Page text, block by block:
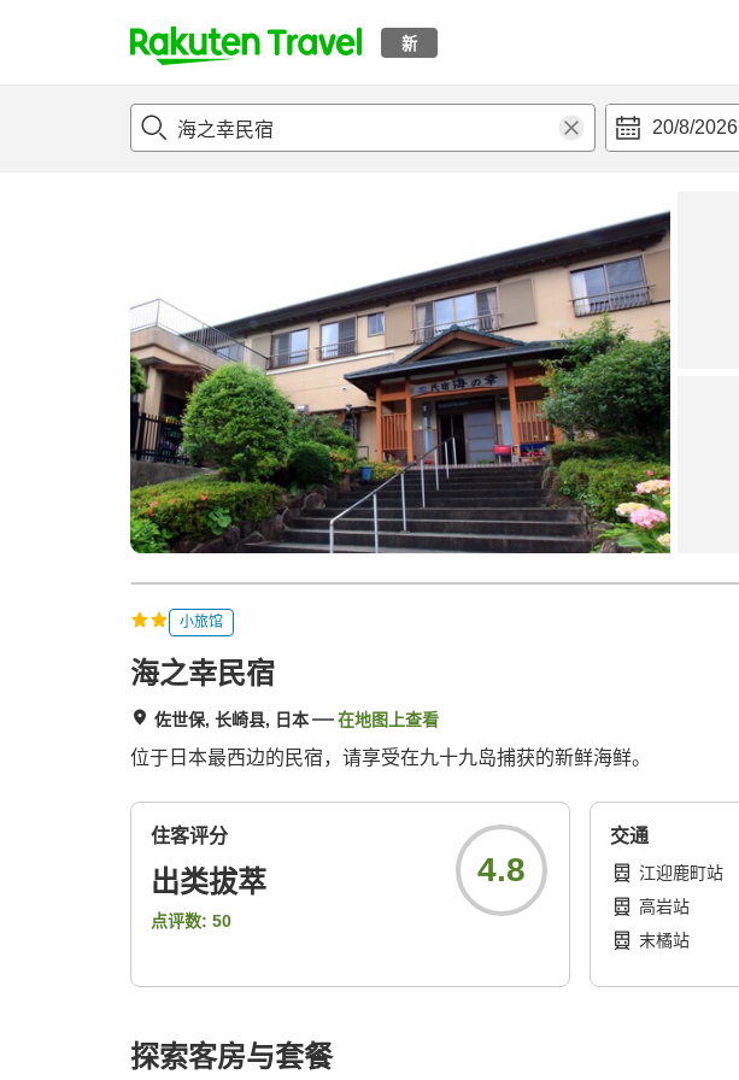
新
t
p
a
r
c
h
20/8/2026
概况 客房及住宿套餐
小旅馆
海之幸民宿
佐世保, 长崎县, 日本 在地图上查看
位于日本最西边的民宿，请享受在九十九岛捕获的新鲜海鲜。
住客评分
出类拔萃
点评数: 50
4.8
交通
江迎鹿町站
高岩站
末橘站
探索客房与套餐